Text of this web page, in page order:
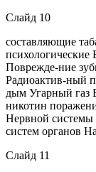
Слайд 10
составляющие
психологические
Поврежде-ние
Радиоактив-ный
дым Угарный газ
никотин
Нервной системы
систем органов
Слайд 11